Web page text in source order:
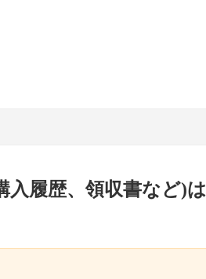
入履歴、領収書など)は